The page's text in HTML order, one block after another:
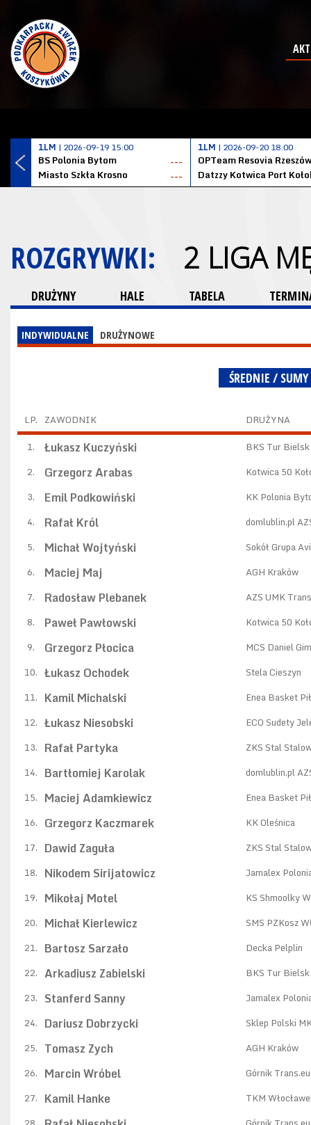
1LM | 2026-09-19 15:00
BS Polonia Bytom
---
Miasto Szkła Krosno
---
1LM | 2026-09-20 18:00
OPTeam Resovia Rzeszów
ROZGRYWKI: 2 LIGA
DRUŻYNY HALE TABELA
INDYWIDUALNE DRUŻYNOWE
ŚREDNIE / SUMY
LP. ZAWODNIK
DRUŻYNA
1.
Łukasz Kuczyński
BKS Tur
2.
Grzegorz Arabas
Kotwica 50
3.
Emil Podkowiński
KK Polonia
4.
Rafał Król
domlublin.pl
5.
Michał Wojtyński
Sokół Grupa
6.
Maciej Maj
AGH Kraków
7.
Radosław Plebanek
AZS UMK
8.
Paweł Pawłowski
Kotwica 50
9.
Grzegorz Płocica
MCS Daniel
10. Łukasz Ochodek
Stela Cieszyn
11. Kamil Michalski
Enea Basket
12. Łukasz Niesobski
ECO Sudety
13. Rafał Partyka
ZKS Stal
14. Bartłomiej Karolak
domlublin.pl
15. Maciej Adamkiewicz
Enea Basket
16. Grzegorz Kaczmarek
KK Oleśnica
17. Dawid Zaguła
ZKS Stal
18. Nikodem Sirijatowicz
Jamalex
19. Mikołaj Motel
KS Shmoolky
20. Michał Kierlewicz
SMS PZKosz
21. Bartosz Sarzało
Decka Pelplin
22. Arkadiusz Zabielski
BKS Tur
23. Stanferd Sanny
Jamalex
24. Dariusz Dobrzycki
Sklep Polski
25. Tomasz Zych
AGH Kraków
26. Marcin Wróbel
Górnik
27. Kamil Hanke
TKM